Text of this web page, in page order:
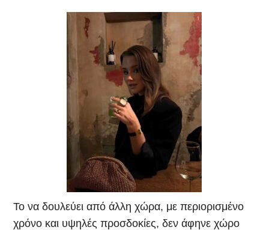
Το να δουλεύει από άλλη χώρα, με περιορισμένο
χρόνο και υψηλές προσδοκίες, δεν άφηνε χώρο